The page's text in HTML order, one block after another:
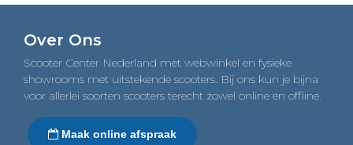
Over Ons
Scooter Center Nederland met webwinkel en fysieke
showrooms met uitstekende scooters. Bij ons kun je bijna
voor allerlei soorten scooters terecht zowel online en offline.
Maak online afspraak